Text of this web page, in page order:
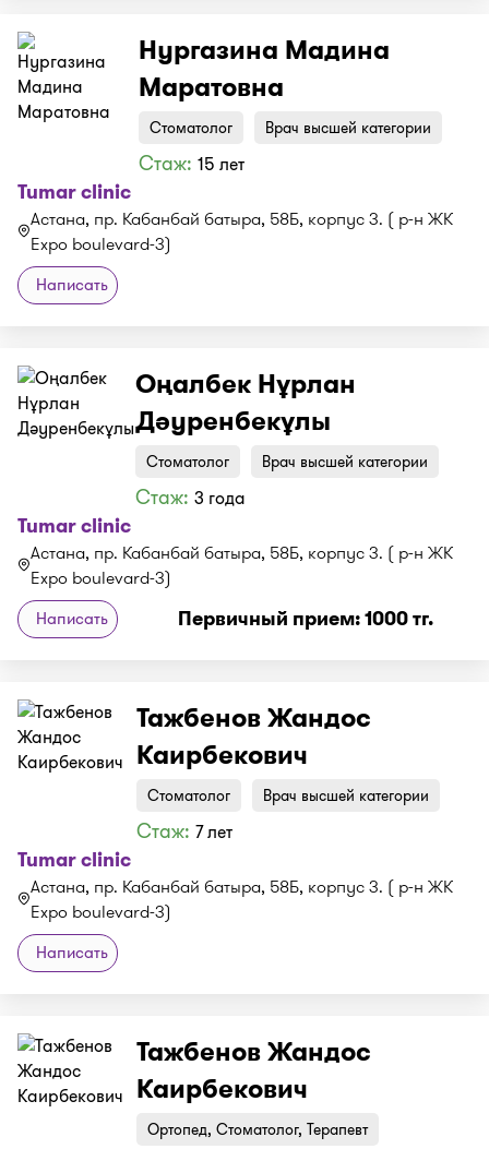
Нургазина Мадина
Маратовна
Стоматолог Врач высшей категории
Стаж: 15 лет
Tumar clinic
Астана, пр. Кабанбай батыра, 58Б, корпус 3. ( р-н ЖК
Expo boulevard-3)
Написать
Оңалбек Нұрлан
Дәуренбекұлы
Стоматолог Врач высшей категории
Стаж: 3 года
Tumar clinic
Астана, пр. Кабанбай батыра, 58Б, корпус 3. ( р-н ЖК
Expo boulevard-3)
Написать Первичный прием: 1000 тг.
Тажбенов Жандос
Каирбекович
Стоматолог Врач высшей категории
Стаж:7 лет
Tumar clinic
Астана, пр. Кабанбай батыра, 58Б, корпус 3. ( р-н ЖК
Expo boulevard-3)
Написать
Тажбенов Жандос
Каирбекович
Ортопед, Стоматолог, Терапевт